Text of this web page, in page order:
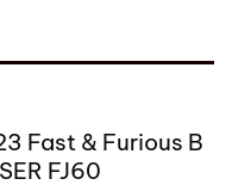
Fast & Furious B
FJ60